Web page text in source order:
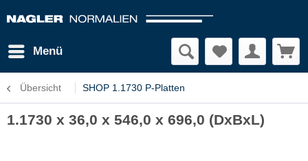
Menü
Übersicht SHOP 1.1730 P-Platten
1.1730 x 36,0 x 546,0 x 696,0 (DxBxL)